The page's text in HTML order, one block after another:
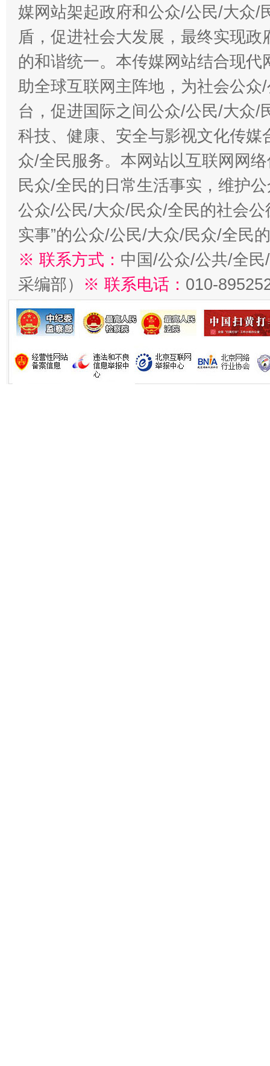
媒网站架起政府和公众/公民/大众/
盾，促进社会大发展，最终实现
的和谐统一。本传媒网站结合现
助全球互联网主阵地，为社会公
台，促进国际之间公众/公民/大众/
科技、健康、安全与影视文化传
众/全民服务。本网站以互联网网
民众/全民的日常生活事实，维护
公众/公民/大众/民众/全民的社会公
实事”的公众/公民/大众/民众/全民
※ 联系方式： 中国/公众/公共/全
采编部） ※ 联系电话： 010-